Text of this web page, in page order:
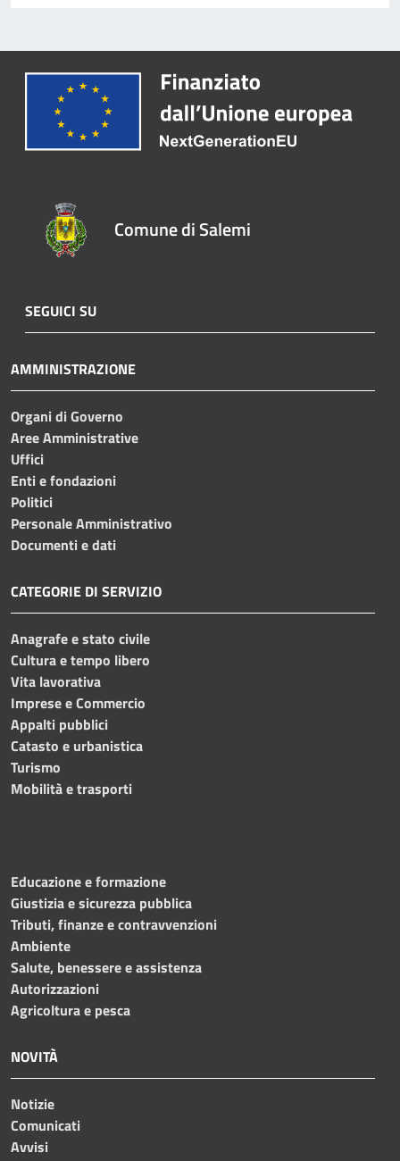
Comune di Salemi
SEGUICI SU
AMMINISTRAZIONE
Organi di Governo
Aree Amministrative
Uffici
Enti e fondazioni
Politici
Personale Amministrativo
Documenti e dati
CATEGORIE DI SERVIZIO
Anagrafe e stato civile
Cultura e tempo libero
Vita lavorativa
Imprese e Commercio
Appalti pubblici
Catasto e urbanistica
Turismo
Mobilità e trasporti
Educazione e formazione
Giustizia e sicurezza pubblica
Tributi, finanze e contravvenzioni
Ambiente
Salute, benessere e assistenza
Autorizzazioni
Agricoltura e pesca
NOVITÀ
Notizie
Comunicati
Avvisi